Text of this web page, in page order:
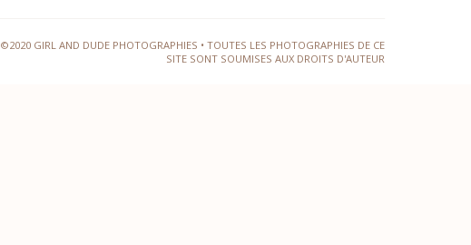
©2020 GIRL AND DUDE PHOTOGRAPHIES • TOUTES LES PHOTOGRAPHIES DE CE
SITE SONT SOUMISES AUX DROITS D'AUTEUR